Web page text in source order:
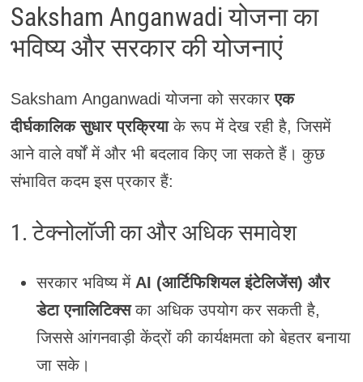
Saksham Anganwadi योजना का
भविष्य और सरकार की योजनाएं
Saksham Anganwadi योजना को सरकारएक
दीर्घकालिक सुधार प्रक्रियाके रूप में देख रही है, जिसमें
आने वाले वर्षों में और भी बदलाव किए जा सकते हैं। कुछ
संभावित कदम इस प्रकार हैं:
1. टेक्नोलॉजी का और अधिक समावेश
सरकार भविष्य में AI (आर्टिफिशियल इंटेलिजेंस) और
डेटा एनालिटिक्सका अधिक उपयोग कर सकती है,
जिससे आंगनवाड़ी केंद्रों की कार्यक्षमता को बेहतर बनाया
जा सके।